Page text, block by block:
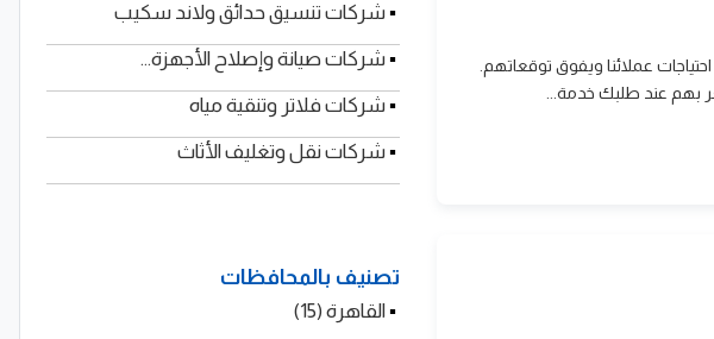
عملائنا ويفوق توقعاتهم.
بهم عند طلبك خدمة...
▪شركات تنسيق حدائق ولاند سكيب
▪شركات صيانة وإصلاح الأجهزة...
▪شركات فلاتر وتنقية مياه
▪شركات نقل وتغليف الأثاث
تصنيف بالمحافظات
▪القاهرة (15)